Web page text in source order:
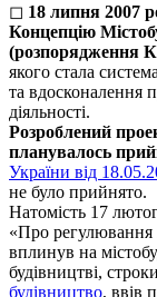
◻ 18 липня 2007
Концепцію
(розпорядження
якого стала
та вдосконалення
діяльності.
Розроблений
планувалось
України від
не було прийнято.
Натомість 17
«Про регулювання
вплинув на
будівництві,
будівництво, ввів